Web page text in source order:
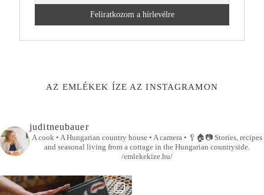
AZ EMLÉKEK ÍZE AZ INSTAGRAMON
juditneubauer
A cook • A Hungarian country house • A camera • 🥄🏠📷Stories, recipes
and seasonal living from a cottage in the Hungarian countryside.
/emlekekize.hu/